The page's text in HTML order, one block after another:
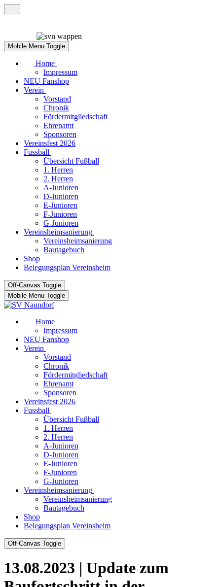
Mobile Menu Toggle
Home
Impressum
NEU Fanshop
Verein
Vorstand
Chronik
Fördermitgliedschaft
Ehrenamt
Sponsoren
Vereinsfest 2026
Fussball
Übersicht Fußball
1. Herren
2. Herren
A-Junioren
D-Junioren
E-Junioren
F-Junioren
G-Junioren
Vereinsheimsanierung
Vereinsheimsanierung
Bautagebuch
Shop
Belegungsplan Vereinsheim
Off-Canvas Toggle
Mobile Menu Toggle
Home
Impressum
NEU Fanshop
Verein
Vorstand
Chronik
Fördermitgliedschaft
Ehrenamt
Sponsoren
Vereinsfest 2026
Fussball
Übersicht Fußball
1. Herren
2. Herren
A-Junioren
D-Junioren
E-Junioren
F-Junioren
G-Junioren
Vereinsheimsanierung
Vereinsheimsanierung
Bautagebuch
Shop
Belegungsplan Vereinsheim
Off-Canvas Toggle
13.08.2023 | Update zum